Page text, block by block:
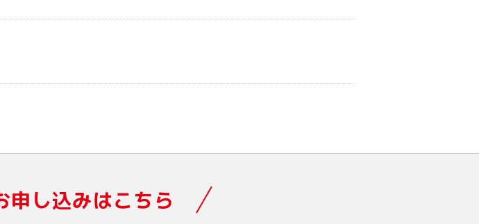
申し込みはこちら